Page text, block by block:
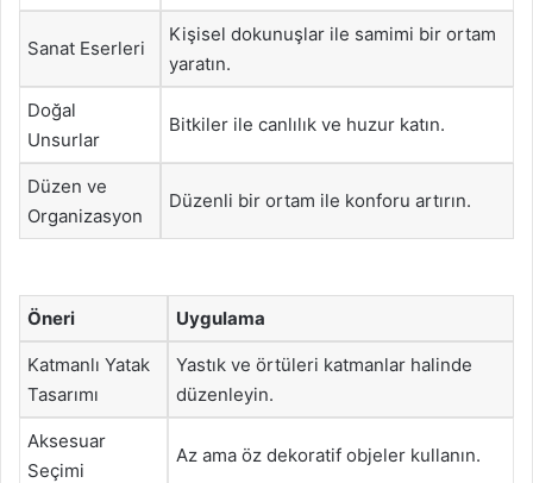
Sanat Eserleri
Kişisel dokunuşlar ile samimi bir ortam
yaratın.
Doğal
Unsurlar
Bitkiler ile canlılık ve huzur katın.
Düzen ve
Organizasyon
Düzenli bir ortam ile konforu artırın.
Öneri Uygulama
Katmanlı Yatak
Tasarımı
Yastık ve örtüleri katmanlar halinde
düzenleyin.
Aksesuar
Seçimi
Az ama öz dekoratif objeler kullanın.